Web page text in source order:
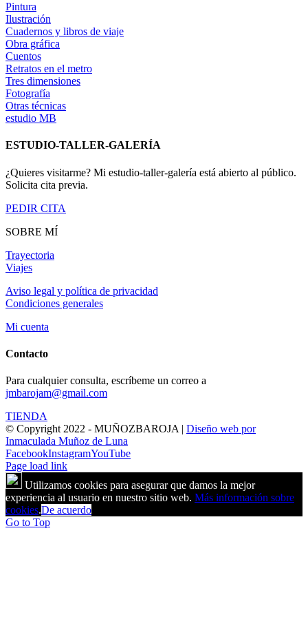
Pintura
Ilustración
Cuadernos y libros de viaje
Obra gráfica
Cuentos
Retratos en el metro
Tres dimensiones
Fotografía
Otras técnicas
estudio MB
ESTUDIO-TALLER-GALERÍA
¿Quieres visitarme? Mi estudio-taller-galería está abierto al público.
Solicita cita previa.
PEDIR CITA
SOBRE MÍ
Trayectoria
Viajes
Aviso legal y política de privacidad
Condiciones generales
Mi cuenta
Contacto
Para cualquier consulta, escríbeme un correo a
jmbarojam@gmail.com
TIENDA
© Copyright 2022 - MUÑOZBAROJA | Diseño web por
Inmaculada Muñoz de Luna
FacebookInstagramYouTube
Page load link
Utilizamos cookies para asegurar que damos la mejor
experiencia al usuario en nuestro sitio web. Más información sobre
cookies.De acuerdo
Go to Top